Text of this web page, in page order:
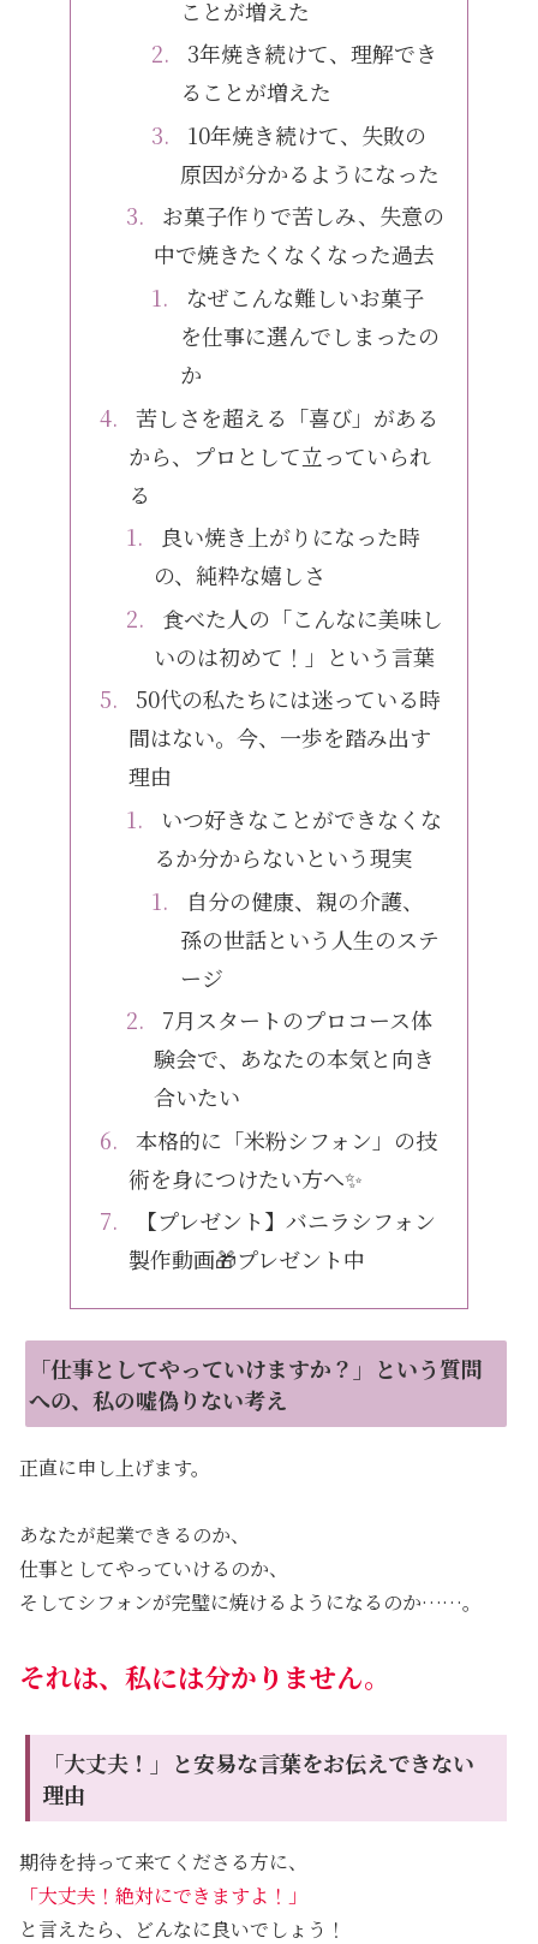
ことが増えた
3年焼き続けて、理解でき
ることが増えた
10年焼き続けて、失敗の
原因が分かるようになった
お菓子作りで苦しみ、失意の
中で焼きたくなくなった過去
なぜこんな難しいお菓子
を仕事に選んでしまったの
か
苦しさを超える「喜び」がある
から、プロとして立っていられ
る
良い焼き上がりになった時
の、純粋な嬉しさ
食べた人の「こんなに美味し
いのは初めて！」という言葉
50代の私たちには迷っている時
間はない。今、一歩を踏み出す
理由
いつ好きなことができなくな
るか分からないという現実
自分の健康、親の介護、
孫の世話という人生のステ
ージ
7月スタートのプロコース体
験会で、あなたの本気と向き
合いたい
本格的に「米粉シフォン」の技
術を身につけたい方へ✨
【プレゼント】バニラシフォン
製作動画🎁プレゼント中
「仕事としてやっていけますか？」という質問
への、私の嘘偽りない考え
正直に申し上げます。
あなたが起業できるのか、
仕事としてやっていけるのか、
そしてシフォンが完璧に焼けるようになるのか……。
それは、私には分かりません。
「大丈夫！」と安易な言葉をお伝えできない
理由
期待を持って来てくださる方に、
「大丈夫！絶対にできますよ！」
と言えたら、どんなに良いでしょう！